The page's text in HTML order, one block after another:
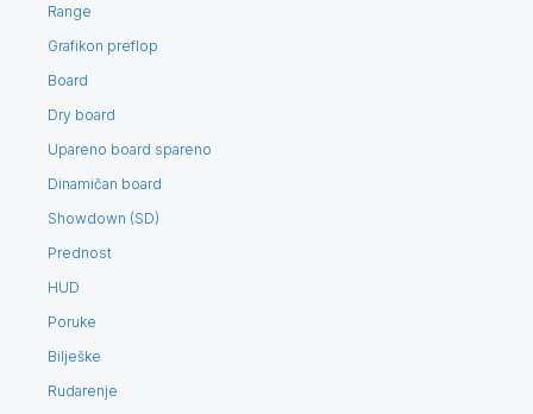
Range
Grafikon preflop
Board
Dry board
Upareno board spareno
Dinamičan board
Showdown (SD)
Prednost
HUD
Poruke
Bilješke
Rudarenje